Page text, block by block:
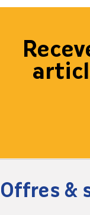
Offres &